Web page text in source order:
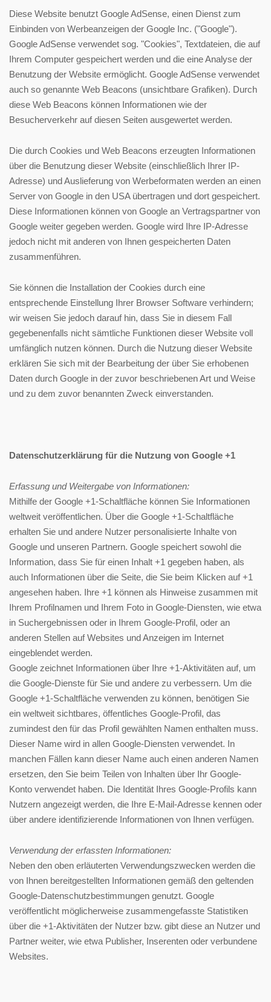
Diese Website benutzt Google AdSense, einen Dienst zum
Einbinden von Werbeanzeigen der Google Inc. ("Google").
Google AdSense verwendet sog. "Cookies", Textdateien, die auf
Ihrem Computer gespeichert werden und die eine Analyse der
Benutzung der Website ermöglicht. Google AdSense verwendet
auch so genannte Web Beacons (unsichtbare Grafiken). Durch
diese Web Beacons können Informationen wie der
Besucherverkehr auf diesen Seiten ausgewertet werden.
Die durch Cookies und Web Beacons erzeugten Informationen
über die Benutzung dieser Website (einschließlich Ihrer IP-
Adresse) und Auslieferung von Werbeformaten werden an einen
Server von Google in den USA übertragen und dort gespeichert.
Diese Informationen können von Google an Vertragspartner von
Google weiter gegeben werden. Google wird Ihre IP-Adresse
jedoch nicht mit anderen von Ihnen gespeicherten Daten
zusammenführen.
Sie können die Installation der Cookies durch eine
entsprechende Einstellung Ihrer Browser Software verhindern;
wir weisen Sie jedoch darauf hin, dass Sie in diesem Fall
gegebenenfalls nicht sämtliche Funktionen dieser Website voll
umfänglich nutzen können. Durch die Nutzung dieser Website
erklären Sie sich mit der Bearbeitung der über Sie erhobenen
Daten durch Google in der zuvor beschriebenen Art und Weise
und zu dem zuvor benannten Zweck einverstanden.
Datenschutzerklärung für die Nutzung von Google +1
Erfassung und Weitergabe von Informationen:
Mithilfe der Google +1-Schaltfläche können Sie Informationen
weltweit veröffentlichen. Über die Google +1-Schaltfläche
erhalten Sie und andere Nutzer personalisierte Inhalte von
Google und unseren Partnern. Google speichert sowohl die
Information, dass Sie für einen Inhalt +1 gegeben haben, als
auch Informationen über die Seite, die Sie beim Klicken auf +1
angesehen haben. Ihre +1 können als Hinweise zusammen mit
Ihrem Profilnamen und Ihrem Foto in Google-Diensten, wie etwa
in Suchergebnissen oder in Ihrem Google-Profil, oder an
anderen Stellen auf Websites und Anzeigen im Internet
eingeblendet werden.
Google zeichnet Informationen über Ihre +1-Aktivitäten auf, um
die Google-Dienste für Sie und andere zu verbessern. Um die
Google +1-Schaltfläche verwenden zu können, benötigen Sie
ein weltweit sichtbares, öffentliches Google-Profil, das
zumindest den für das Profil gewählten Namen enthalten muss.
Dieser Name wird in allen Google-Diensten verwendet. In
manchen Fällen kann dieser Name auch einen anderen Namen
ersetzen, den Sie beim Teilen von Inhalten über Ihr Google-
Konto verwendet haben. Die Identität Ihres Google-Profils kann
Nutzern angezeigt werden, die Ihre E-Mail-Adresse kennen oder
über andere identifizierende Informationen von Ihnen verfügen.
Verwendung der erfassten Informationen:
Neben den oben erläuterten Verwendungszwecken werden die
von Ihnen bereitgestellten Informationen gemäß den geltenden
Google-Datenschutzbestimmungen genutzt. Google
veröffentlicht möglicherweise zusammengefasste Statistiken
über die +1-Aktivitäten der Nutzer bzw. gibt diese an Nutzer und
Partner weiter, wie etwa Publisher, Inserenten oder verbundene
Websites.